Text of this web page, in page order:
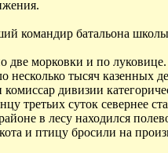
командир батальона
морковки и по
тысяч казенных
дивизии
третьих суток севернее
в лесу находился
и птицу бросили на